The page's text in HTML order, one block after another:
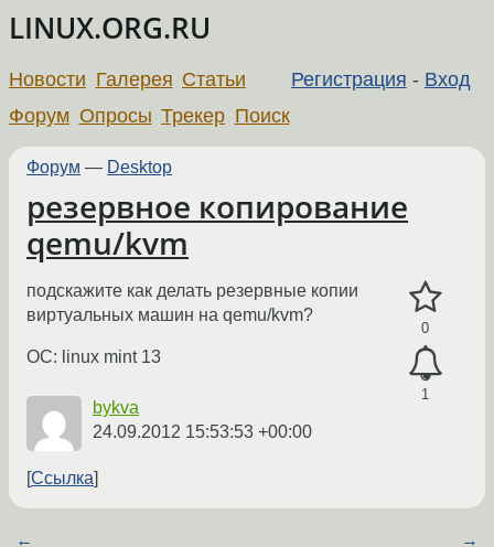
LINUX.ORG.RU
Регистрация - Вход
Новости Галерея Статьи
Форум Опросы Трекер Поиск
Форум — Desktop
резервное копирование
qemu/kvm
0
1
подскажите как делать резервные копии
виртуальных машин на qemu/kvm?
ОС: linux mint 13
bykva
24.09.2012 15:53:53 +00:00
Ссылка
← →